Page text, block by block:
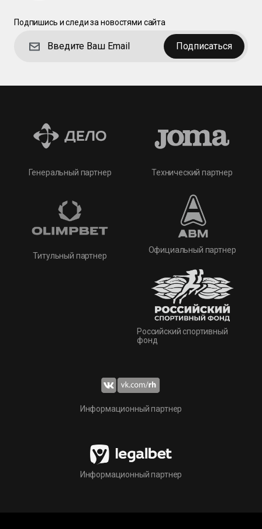
Подпишись и следи за новостями сайта
Подписаться
Генеральный партнер
Титульный партнер
Технический партнер
Официальный партнер
Российский спортивный
фонд
Информационный партнер
Информационный партнер